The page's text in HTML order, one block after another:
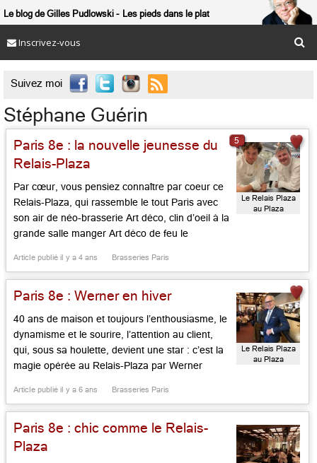
Le blog de Gilles Pudlowski Les pieds dans le plat
Inscrivez-vous
Suivez moi 
Stéphane Guérin
Paris 8e : la nouvelle jeunesse du
Relais-Plaza
Par cœur, vous pensiez connaître par coeur ce
Relais-Plaza, qui rassemble le tout Paris avec
son air de néo-brasserie Art déco, clin d’oeil à la
grande salle manger Art déco de feu le
que cette demeure, où Danièle Thompson
tourna jadis quelques scènes mémorables de
« Fauteuil d’Orchestre », connaît une […]...
Article publié il y a 4 ans Brasseries Paris
Le Relais Plaza
au Plaza
5
Paris 8e : Werner en hiver
40 ans de maison et toujours l’enthousiasme, le
dynamisme et le sourire, l’attention au client,
qui, sous sa houlette, devient une star : c’est la
magie opérée au Relais-Plaza par Werner
poche, ses bagages papiers dérobés, ce natif
de Nuremberg en Bavière est devenu une
vedette des […]...
Article publié il y a 6 ans Brasseries Paris
Le Relais Plaza
au Plaza
Paris 8e : chic comme le Relais-
Plaza